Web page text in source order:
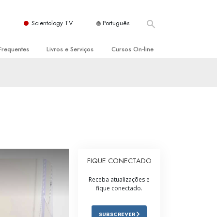
Scientology TV Português
Livros e Serviços
Introdutórios
Cursos On‑line
Ajudas para Doenças e Ferimentos
Integridade e Honestidade
Casamento
A Escala de Tom Emocional
FIQUE CONECTADO
Receba atualizações e
fique conectado.
SUBSCREVER